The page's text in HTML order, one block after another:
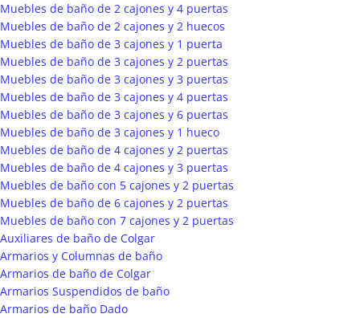
Muebles de baño de 2 cajones y 4 puertas
Muebles de baño de 2 cajones y 2 huecos
Muebles de baño de 3 cajones y 1 puerta
Muebles de baño de 3 cajones y 2 puertas
Muebles de baño de 3 cajones y 3 puertas
Muebles de baño de 3 cajones y 4 puertas
Muebles de baño de 3 cajones y 6 puertas
Muebles de baño de 3 cajones y 1 hueco
Muebles de baño de 4 cajones y 2 puertas
Muebles de baño de 4 cajones y 3 puertas
Muebles de baño con 5 cajones y 2 puertas
Muebles de baño de 6 cajones y 2 puertas
Muebles de baño con 7 cajones y 2 puertas
Auxiliares de baño de Colgar
Armarios y Columnas de baño
Armarios de baño de Colgar
Armarios Suspendidos de baño
Armarios de baño Dado